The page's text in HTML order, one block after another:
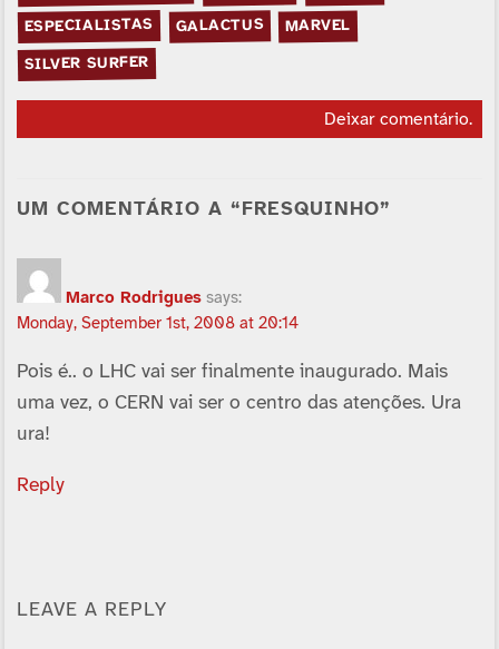
ESPECIALISTAS GALACTUS MARVEL
SILVER SURFER
Deixar comentário.
UM COMENTÁRIO A “FRESQUINHO”
Marco Rodrigues says:
Monday, September 1st, 2008 at 20:14
Pois é.. o LHC vai ser finalmente inaugurado. Mais
uma vez, o CERN vai ser o centro das atenções. Ura
ura!
Reply
LEAVE A REPLY